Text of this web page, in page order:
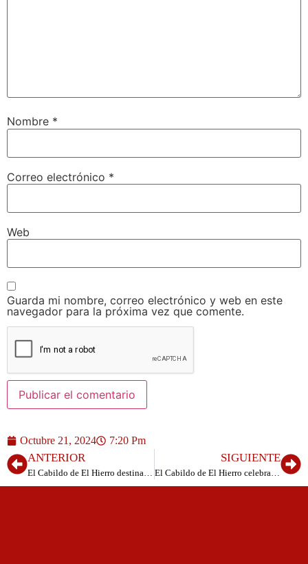
Nombre *
Correo electrónico *
Web
Guarda mi nombre, correo electrónico y web en este
navegador para la próxima vez que comente.
Octubre 21, 2024 7:20 Pm
ANTERIOR
El Cabildo de El Hierro destina 10.000 euros al Club Hípico Las Chamuscadas
SIGUIENTE
El Cabildo de El Hierro celebra la primera edición de “La Noche en Blanco” en Valverde